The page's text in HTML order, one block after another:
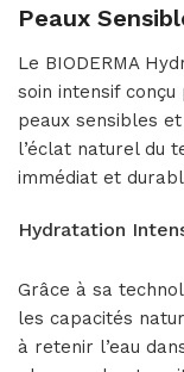
Peaux
Le BIODERMA
soin intensif
peaux sensibles
l’éclat naturel du
immédiat et
Hydratation
Grâce à sa
les capacités
à retenir l’eau